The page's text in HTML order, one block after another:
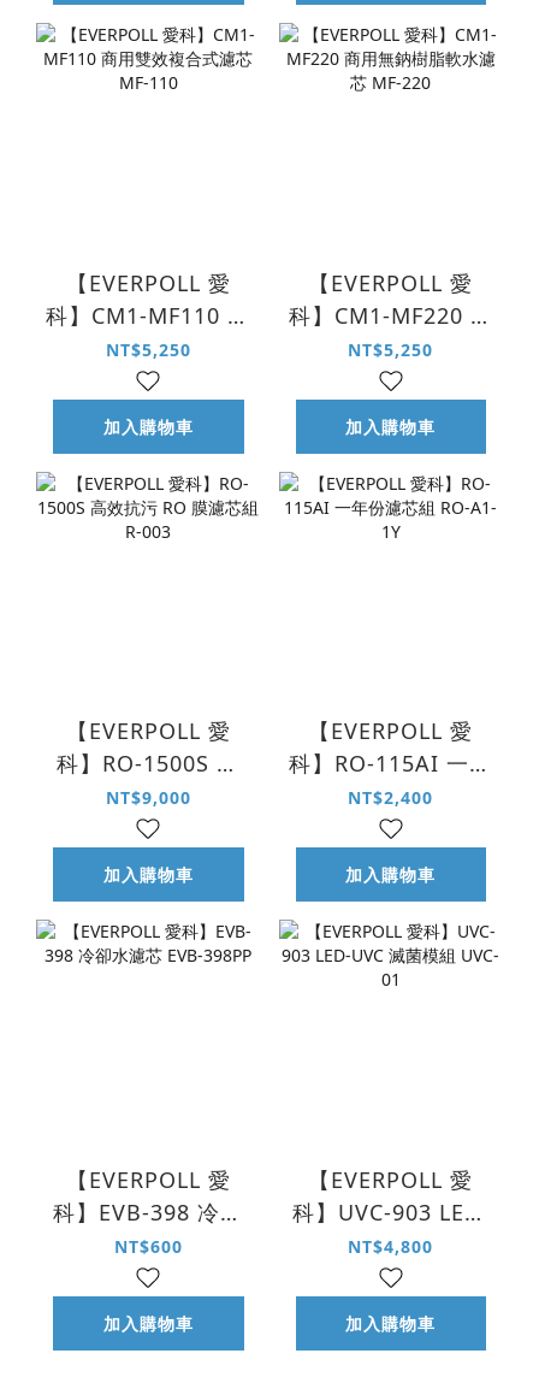
【EVERPOLL 愛
科】CM1-MF110 商
用雙效複合式濾芯
MF-110
NT$5,250
加入購物車
【EVERPOLL 愛
科】CM1-MF220 商
用無鈉樹脂軟水濾
芯 MF-220
NT$5,250
加入購物車
【EVERPOLL 愛
科】RO-1500S 高
效抗污 RO 膜濾芯
組 R-003
NT$9,000
加入購物車
【EVERPOLL 愛
科】RO-115AI 一年
份濾芯組 RO-A1-1Y
NT$2,400
加入購物車
【EVERPOLL 愛
科】EVB-398 冷卻
水濾芯 EVB-398PP
NT$600
加入購物車
【EVERPOLL 愛
科】UVC-903 LED-
UVC 滅菌模組
UVC-01
NT$4,800
加入購物車